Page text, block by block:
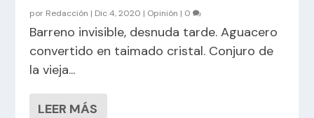
por Redacción | Dic 4, 2020 | Opinión | 0
Barreno invisible, desnuda tarde. Aguacero
convertido en taimado cristal. Conjuro de
la vieja...
LEER MÁS